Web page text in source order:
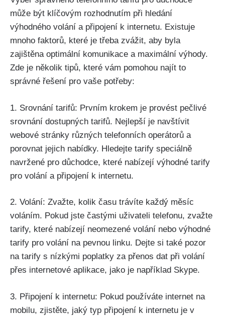
může být klíčovým rozhodnutím při hledání
výhodného volání a připojení k internetu. Existuje
mnoho faktorů, které je třeba zvážit, aby byla
zajištěna optimální komunikace a maximální výhody.
Zde je několik tipů, které vám pomohou najít to
správné řešení pro vaše potřeby:
1. Srovnání tarifů: Prvním krokem je provést pečlivé
srovnání dostupných tarifů. Nejlepší je navštívit
webové stránky různých telefonních operátorů a
porovnat jejich nabídky. Hledejte tarify speciálně
navržené pro důchodce, které nabízejí výhodné tarify
pro volání a připojení k internetu.
2. Volání: Zvažte, kolik času trávíte každý měsíc
voláním. Pokud jste častými uživateli telefonu, zvažte
tarify, které nabízejí neomezené volání nebo výhodné
tarify pro volání na pevnou linku. Dejte si také pozor
na tarify s nízkými poplatky za přenos dat při volání
přes internetové aplikace, jako je například Skype.
3. Připojení k internetu: Pokud používáte internet na
mobilu, zjistěte, jaký typ připojení k internetu je v